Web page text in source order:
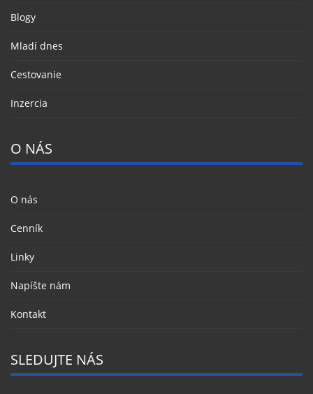
Blogy
Mladí dnes
Cestovanie
Inzercia
O NÁS
O nás
Cenník
Linky
Napíšte nám
Kontakt
SLEDUJTE NÁS